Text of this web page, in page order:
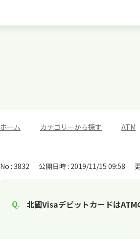
ホーム カテゴリーから探す ATM
No : 3832 公開日時 : 2019/11/15 09:58
北國Visaデビットカードは